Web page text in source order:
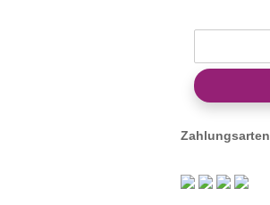
Zahlungsarten